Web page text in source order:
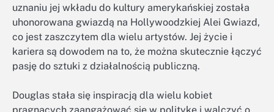
uznaniu jej wkładu do kultury amerykańskiej została
uhonorowana gwiazdą na Hollywoodzkiej Alei Gwiazd,
co jest zaszczytem dla wielu artystów. Jej życie i
kariera są dowodem na to, że można skutecznie łączyć
pasję do sztuki z działalnością publiczną.
Douglas stała się inspiracją dla wielu kobiet